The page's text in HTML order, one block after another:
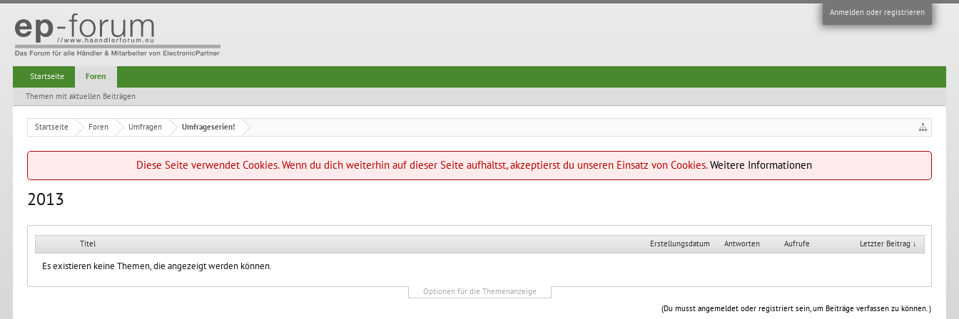
Anmelden oder registrieren
Startseite Foren Umfragen Umfrageserien!
Diese Seite verwendet Cookies. Wenn du dich weiterhin auf dieser Seite aufhältst, akzeptierst du unseren Einsatz von Cookies.Weitere Informationen
2013
Titel Erstellungsdatum Antworten Aufrufe Letzter Beitrag ↓
Es existieren keine Themen, die angezeigt werden können.
Optionen für die Themenanzeige
(Du musst angemeldet oder registriert sein, um Beiträge verfassen zu können. )
Startseite Foren
Themen mit aktuellen Beiträgen